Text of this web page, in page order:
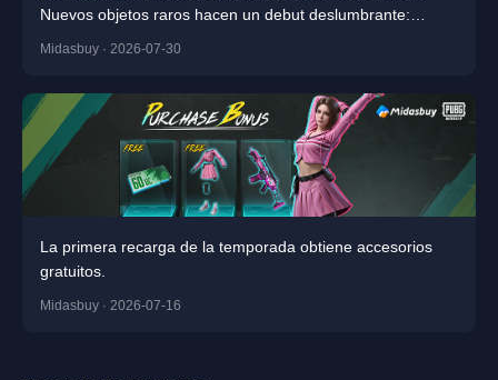
Nuevos objetos raros hacen un debut deslumbrante:
Midasbuy · 2026-07-30
La primera recarga de la temporada obtiene accesorios
gratuitos.
Midasbuy · 2026-07-16